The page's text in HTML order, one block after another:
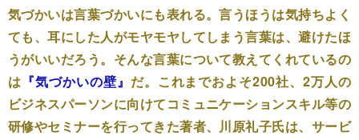
気づかいは言葉づかいにも表れる。言うほうは気持ちよく
ても、耳にした人がモヤモヤしてしまう言葉は、避けたほ
うがいいだろう。そんな言葉について教えてくれているの
は 『気づかいの壁』 だ。これまでおよそ200社、2万人の
ビジネスパーソンに向けてコミュニケーションスキル等の
研修やセミナーを行ってきた著者、川原礼子氏は、サービ